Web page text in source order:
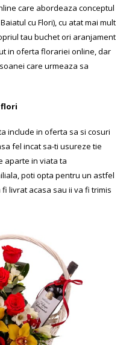
care abordeaza conceptul
cu Flori), cu atat mai mult
tau buchet ori aranjament
in oferta florariei online, dar
care urmeaza sa
flori
include in oferta sa si cosuri
fel incat sa-ti usureze tie
aparte in viata ta
poti opta pentru un astfel
livrat acasa sau ii va fi trimis